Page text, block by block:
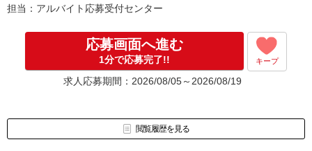
担当：アルバイト応募受付センター
応募画面へ進む
1分で応募完了!! キープ
求人応募期間：2026/08/05～2026/08/19
閲覧履歴を見る